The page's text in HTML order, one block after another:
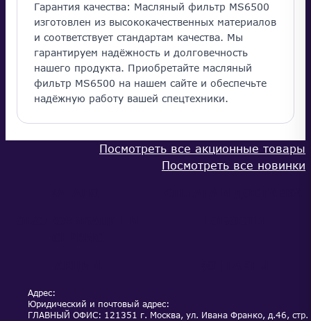
Гарантия качества: Масляный фильтр MS6500
изготовлен из высококачественных материалов
и соответствует стандартам качества. Мы
гарантируем надёжность и долговечность
нашего продукта. Приобретайте масляный
фильтр MS6500 на нашем сайте и обеспечьте
надёжную работу вашей спецтехники.
Посмотреть все акционные товары
Посмотреть все новинки
Адрес:
Юридический и почтовый адрес:
ГЛАВНЫЙ ОФИС: 121351 г. Москва, ул. Ивана Франко, д.46, стр.